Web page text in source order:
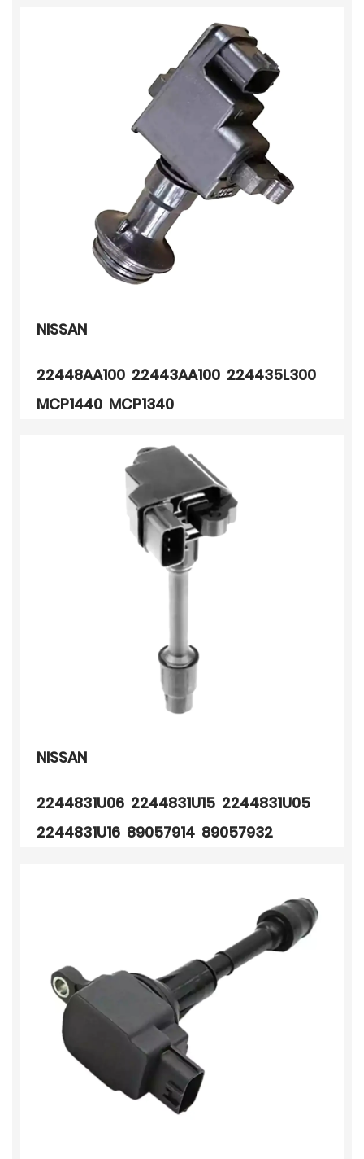
NISSAN
22448AA100 22443AA100 224435L300
MCP1440 MCP1340
NISSAN
2244831U06 2244831U15 2244831U05
2244831U16 89057914 89057932